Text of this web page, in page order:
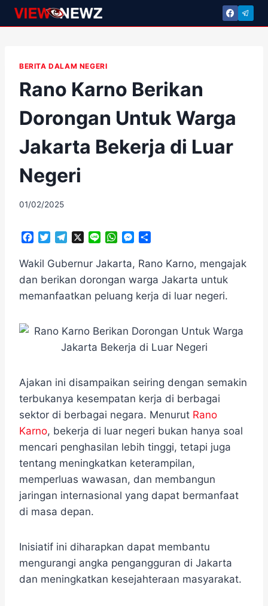
Skip
to
BERITA DALAM NEGERI
Rano Karno Berikan
Dorongan Untuk Warga
Jakarta Bekerja di Luar
Negeri
By
01/02/2025
c
b
o
i
t
e
l
g
r
n
W
a
s
A
M
e
n
r
a
e
Wakil Gubernur Jakarta, Rano Karno, mengajak
dan berikan dorongan warga Jakarta untuk
memanfaatkan peluang kerja di luar negeri.
Ajakan ini disampaikan seiring dengan semakin
terbukanya kesempatan kerja di berbagai
sektor di berbagai negara. Menurut Rano
Karno, bekerja di luar negeri bukan hanya soal
mencari penghasilan lebih tinggi, tetapi juga
tentang meningkatkan keterampilan,
memperluas wawasan, dan membangun
jaringan internasional yang dapat bermanfaat
di masa depan.
Inisiatif ini diharapkan dapat membantu
mengurangi angka pengangguran di Jakarta
dan meningkatkan kesejahteraan masyarakat.